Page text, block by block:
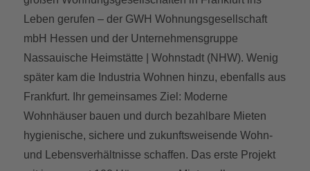
Leben gerufen – der GWH Wohnungsgesellschaft
mbH Hessen und der Unternehmensgruppe
Nassauische Heimstätte | Wohnstadt (NHW). Wenig
später kam die Industria Wohnen hinzu, ebenfalls aus
Frankfurt. Ihr gemeinsames Ziel: Moderne
Wohnhäuser bauen und durch bezahlbare Mieten
hygienische, sichere und zukunftsweisende Wohn-
und Lebensverhältnisse schaffen. Das erste Projekt